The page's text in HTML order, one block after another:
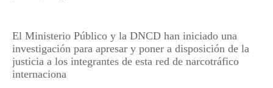
El Ministerio Público y la DNCD han iniciado una
investigación para apresar y poner a disposición de la
justicia a los integrantes de esta red de narcotráfico
internaciona